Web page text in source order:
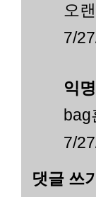
오
7/
익
bag
7/
댓글 쓰기